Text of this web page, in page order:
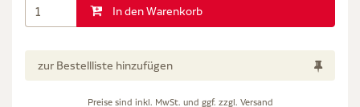
In den Warenkorb
zur Bestellliste hinzufügen
Preise sind inkl. MwSt. und ggf. zzgl. Versand